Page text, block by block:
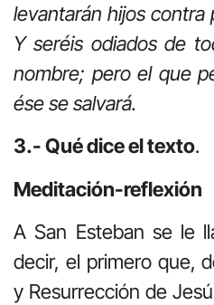
levantarán hijos contra
Y seréis odiados de
nombre; pero el que
ése se salvará.
3.- Qué dice el texto.
Meditación-reflexión
A San Esteban se le
decir, el primero que,
y Resurrección de